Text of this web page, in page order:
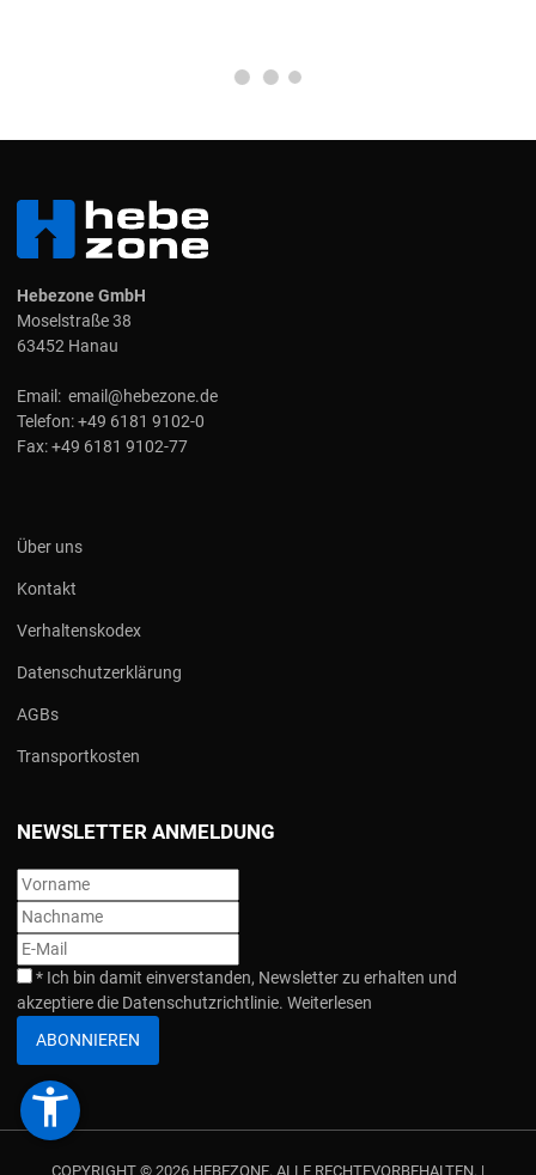
Hebezone GmbH
Moselstraße 38
63452 Hanau
Email: email@hebezone.de
Telefon:+49 6181 9102-0
Fax:+49 6181 9102-77
Über uns
Kontakt
Verhaltenskodex
Datenschutzerklärung
AGBs
Transportkosten
NEWSLETTER ANMELDUNG
* Ich bin damit einverstanden, Newsletter zu erhalten und
akzeptiere die Datenschutzrichtlinie. Weiterlesen
ABONNIEREN
COPYRIGHT © 2026 HEBEZONE. ALLE RECHTEVORBEHALTEN. |
accessibility_new